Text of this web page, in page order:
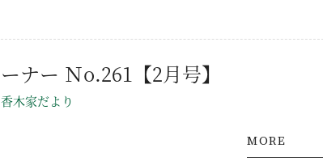
工事課コーナー Ｎo.261【2月号】
香木家だより
MORE